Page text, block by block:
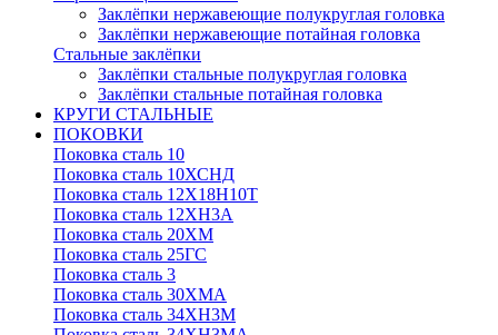
Заклёпки нержавеющие полукруглая головка
Заклёпки нержавеющие потайная головка
Стальные заклёпки
Заклёпки стальные полукруглая головка
Заклёпки стальные потайная головка
КРУГИ СТАЛЬНЫЕ
ПОКОВКИ
Поковка сталь 10
Поковка сталь 10ХСНД
Поковка сталь 12Х18Н10Т
Поковка сталь 12ХН3А
Поковка сталь 20ХМ
Поковка сталь 25ГС
Поковка сталь 3
Поковка сталь 30ХМА
Поковка сталь 34ХН3М